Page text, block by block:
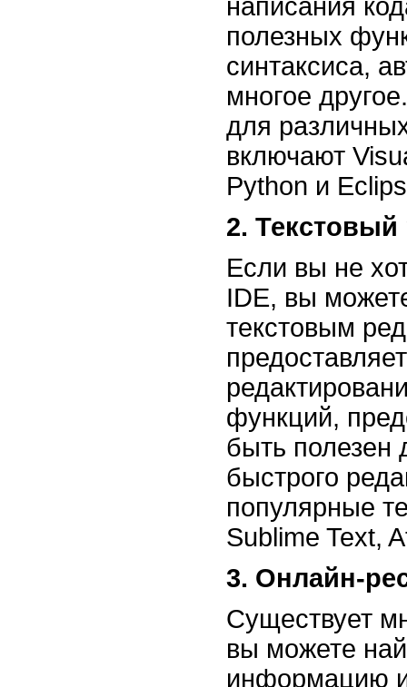
написания
полезных
синтаксиса,
многое
для
включают
Python и
2. Текстовый
Если вы не
IDE, вы
текстовым
функций,
быть полезен
быстрого
популярные
Sublime Text,
3. Онлайн-
Существует
вы можете
информацию